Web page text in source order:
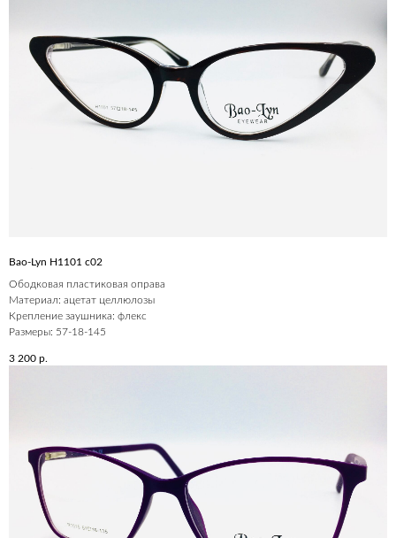
Bao-Lyn H1101 c02
Ободковая пластиковая оправа
Материал: ацетат целлюлозы
Крепление заушника: флекс
Размеры: 57-18-145
3 200 р.